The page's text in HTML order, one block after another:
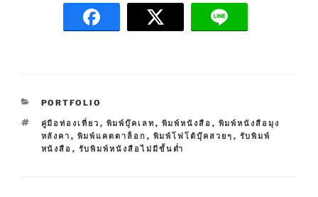
C
T
E
G
PORTFOLIO
T
A
G
คู่มือท่องเที่ยว , พิมพ์บุ๊คเลท , พิมพ์หนังสือ , พิมพ์หนังสือมุง
หลังคา , พิมพ์แคตตาล็อก , พิมพ์โฟโต้บุ๊คสวยๆ , รับพิมพ์
หนังสือ , รับพิมพ์หนังสือไม่มีขั้นต่ำ